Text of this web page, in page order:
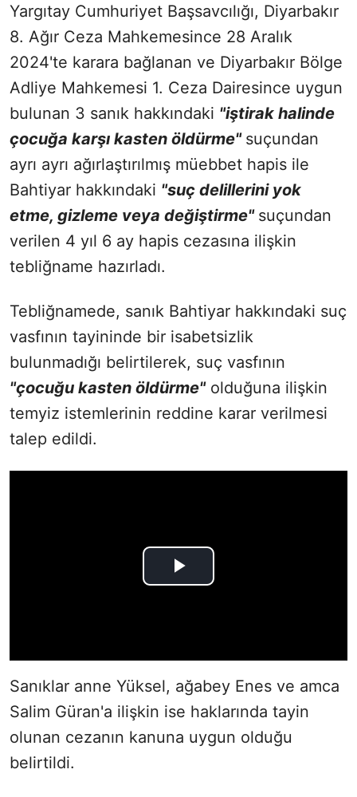
Yargıtay Cumhuriyet Başsavcılığı, Diyarbakır
8. Ağır Ceza Mahkemesince 28 Aralık
2024'te karara bağlanan ve Diyarbakır Bölge
Adliye Mahkemesi 1. Ceza Dairesince uygun
bulunan 3 sanık hakkındaki "iştirak halinde
çocuğa karşı kasten öldürme" suçundan
ayrı ayrı ağırlaştırılmış müebbet hapis ile
Bahtiyar hakkındaki "suç delillerini yok
etme, gizleme veya değiştirme" suçundan
verilen 4 yıl 6 ay hapis cezasına ilişkin
tebliğname hazırladı.
Tebliğnamede, sanık Bahtiyar hakkındaki suç
vasfının tayininde bir isabetsizlik
bulunmadığı belirtilerek, suç vasfının
"çocuğu kasten öldürme"olduğuna ilişkin
temyiz istemlerinin reddine karar verilmesi
talep edildi.
Sanıklar anne Yüksel, ağabey Enes ve amca
Salim Güran'a ilişkin ise haklarında tayin
olunan cezanın kanuna uygun olduğu
belirtildi.